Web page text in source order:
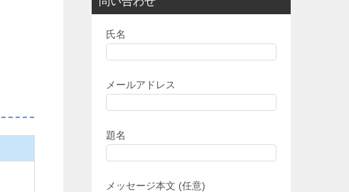
氏名
メールアドレス
題名
メッセージ本文 (任意)